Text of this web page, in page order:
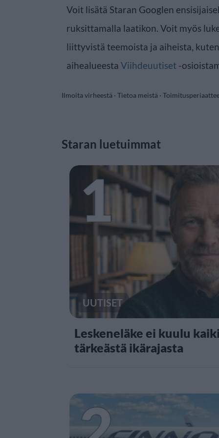
Voit lisätä Staran Googlen
ruksittamalla laatikon. Voit myös
liittyvistä teemoista ja aiheista, kuten
aihealueesta Viihdeuutiset -
Ilmoita virheestä · Tietoa meistä ·
Staran luetuimmat
1
UUTISET
Leskeneläke ei kuulu
tärkeästä ikärajasta